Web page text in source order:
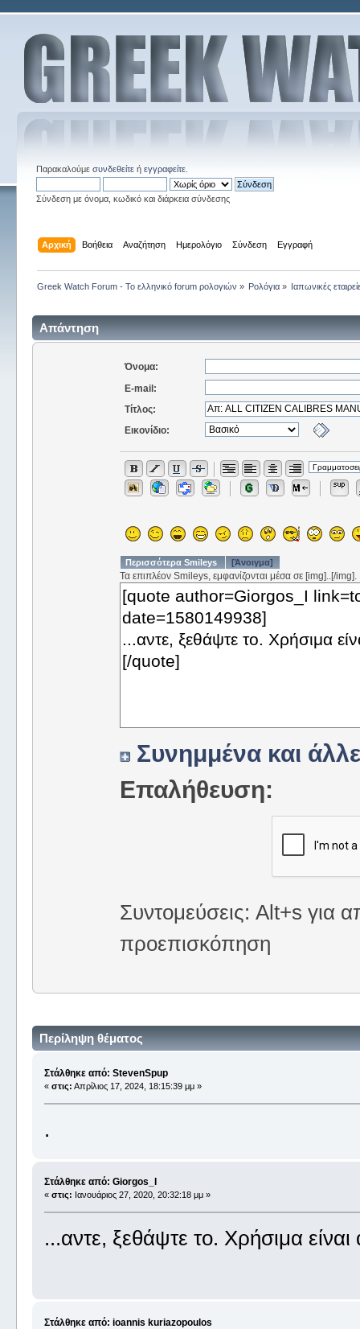
Παρακαλούμε συνδεθείτεή εγγραφείτε.
Σύνδεση με όνομα, κωδικό και διάρκεια σύνδεσης
Αρχική Βοήθεια Αναζήτηση Ημερολόγιο Σύνδεση Εγγραφή
Greek Watch Forum - Το ελληνικό forum ρολογιών » Ρολόγια » Ιαπωνικές
Απάντηση
Όνομα:
E-mail:
Τίτλος:
Εικονίδιο:
Περισσότερα Smileys [Άνοιγμα]
Τα επιπλέον Smileys, εμφανίζονται μέσα σε [img]..[/img].
Συνημμένα και
Επαλήθευση:
Συντομεύσεις: Alt+s για
προεπισκόπηση
Περίληψη θέματος
Στάλθηκε από: StevenSpup
« στις: Απρίλιος 17, 2024, 18:15:39 μμ »
.
Στάλθηκε από: Giorgos_I
« στις: Ιανουάριος 27, 2020, 20:32:18 μμ »
...αντε, ξεθάψτε το. Χρήσιμα είναι
Στάλθηκε από: ioannis kuriazopoulos